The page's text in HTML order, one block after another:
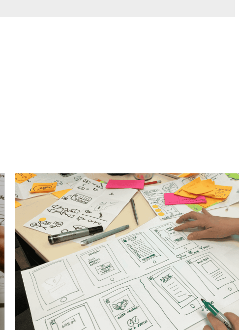
Lieferantenmanagement
Verhandlungsführung
Gezielte Gespräche, gestützt durch faktenbasierte
Argumente und klare Wert- und Szenarienbilder.